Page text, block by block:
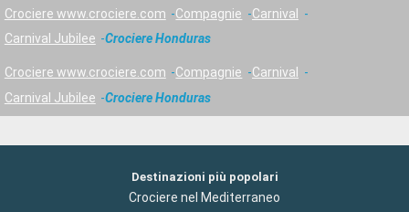
Crociere www.crociere.com Compagnie
Carnival
Carnival Jubilee
Crociere Honduras
Crociere www.crociere.com Compagnie
Carnival
Carnival Jubilee
Crociere Honduras
Destinazioni più popolari
Crociere nel Mediterraneo